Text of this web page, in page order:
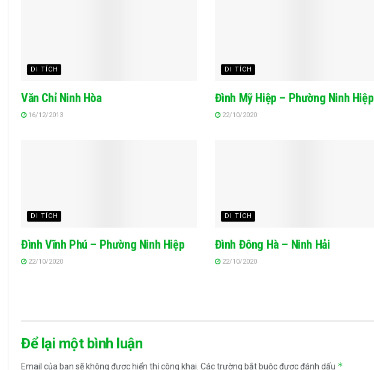
DI TÍCH
Văn Chỉ Ninh Hòa
16/12/2013
DI TÍCH
Đình Mỹ Hiệp – Phường Ninh Hiệp
22/10/2020
DI TÍCH
Đình Vĩnh Phú – Phường Ninh Hiệp
22/10/2020
DI TÍCH
Đình Đông Hà – Ninh Hải
22/10/2020
Để lại một bình luận
Email của bạn sẽ không được hiển thị công khai. Các trường bắt buộc được đánh dấu *